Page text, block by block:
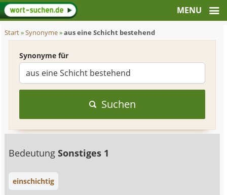
Start»Synonyme»aus eine Schicht bestehend
Synonyme für
Suchen
BedeutungSonstiges 1
einschichtig